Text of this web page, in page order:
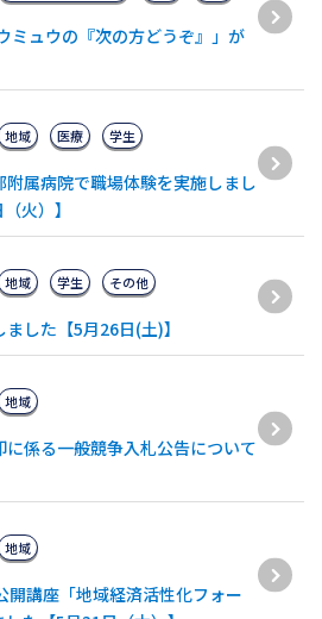
ミュウの『次の方どうぞ』」が
属病院で職場体験を実施しまし
火）】
地域 医療 学生
した【5月26日(土)】
地域 学生 その他
係る一般競争入札公告について
地域
開講座「地域経済活性化フォー
地域